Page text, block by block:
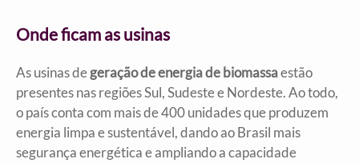
Onde ficam as usinas
As usinas degeração de energia de biomassaestão
presentes nas regiões Sul, Sudeste e Nordeste. Ao todo,
o país conta com mais de 400 unidades que produzem
energia limpa e sustentável, dando ao Brasil mais
segurança energética e ampliando a capacidade